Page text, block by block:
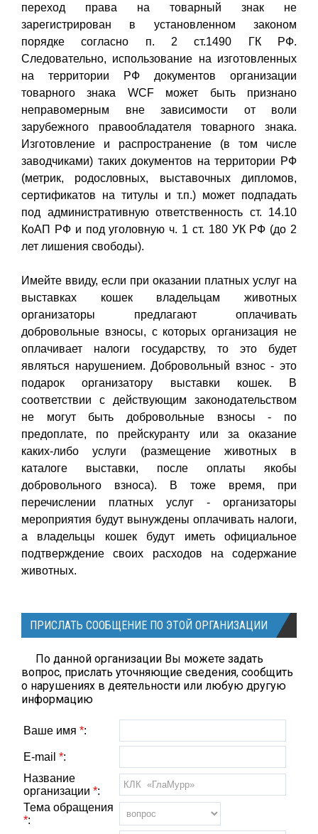
переход права на товарный знак не
зарегистрирован в установленном законом
порядке согласно п. 2 ст.1490 ГК РФ.
Следовательно, использование на изготовленных
на территории РФ документов организации
товарного знака WCF может быть признано
неправомерным вне зависимости от воли
зарубежного правообладателя товарного знака.
Изготовление и распространение (в том числе
заводчиками) таких документов на территории РФ
(метрик, родословных, выставочных дипломов,
сертификатов на титулы и т.п.) может подпадать
под административную ответственность ст. 14.10
КоАП РФ и под уголовную ч. 1 ст. 180 УК РФ (до 2
лет лишения свободы).
Имейте ввиду, если при оказании платных услуг на
выставках кошек владельцам животных
организаторы предлагают оплачивать
добровольные взносы, с которых организация не
оплачивает налоги государству, то это будет
являться нарушением. Добровольный взнос - это
подарок организатору выставки кошек. В
соответствии с действующим законодательством
не могут быть добровольные взносы - по
предоплате, по прейскуранту или за оказание
каких-либо услуги (размещение животных в
каталоге выставки, после оплаты якобы
добровольного взноса). В тоже время, при
перечислении платных услуг - организаторы
мероприятия будут вынуждены оплачивать налоги,
а владельцы кошек будут иметь официальное
подтверждение своих расходов на содержание
животных.
ПРИСЛАТЬ СООБЩЕНИЕ ПО ЭТОЙ ОРГАНИЗАЦИИ
По данной организации Вы можете задать
вопрос, прислать уточняющие сведения, сообщить
о нарушениях в деятельности или любую другую
информацию
Ваше имя *:
E-mail *:
Название
организации *:
Тема обращения
*: